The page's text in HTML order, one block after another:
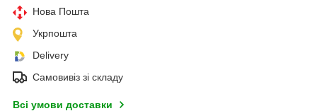
Нова Пошта
Укрпошта
Delivery
Самовивіз зі складу
Всі умови доставки